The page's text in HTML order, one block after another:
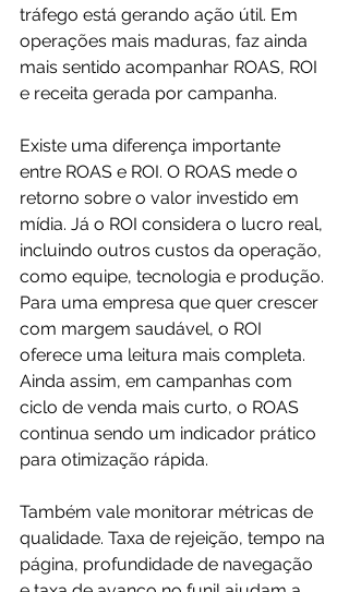
tráfego está gerando ação útil. Em
operações mais maduras, faz ainda
mais sentido acompanhar ROAS, ROI
e receita gerada por campanha.
Existe uma diferença importante
entre ROAS e ROI. O ROAS mede o
retorno sobre o valor investido em
mídia. Já o ROI considera o lucro real,
incluindo outros custos da operação,
como equipe, tecnologia e produção.
Para uma empresa que quer crescer
com margem saudável, o ROI
oferece uma leitura mais completa.
Ainda assim, em campanhas com
ciclo de venda mais curto, o ROAS
continua sendo um indicador prático
para otimização rápida.
Também vale monitorar métricas de
qualidade. Taxa de rejeição, tempo na
página, profundidade de navegação